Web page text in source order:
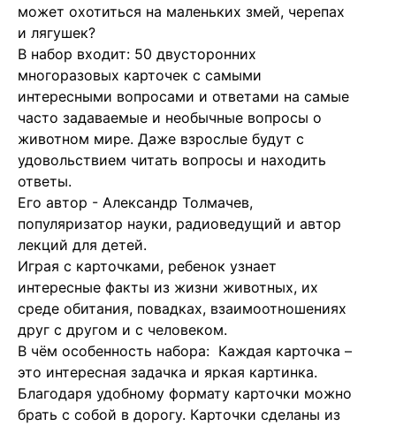
может охотиться на маленьких змей, черепах
и лягушек?
В набор входит: 50 двусторонних
многоразовых карточек с самыми
интересными вопросами и ответами на самые
часто задаваемые и необычные вопросы о
животном мире. Даже взрослые будут с
удовольствием читать вопросы и находить
ответы.
Его автор - Александр Толмачев,
популяризатор науки, радиоведущий и автор
лекций для детей.
Играя с карточками, ребенок узнает
интересные факты из жизни животных, их
среде обитания, повадках, взаимоотношениях
друг с другом и с человеком.
В чём особенность набора: Каждая карточка –
это интересная задачка и яркая картинка.
Благодаря удобному формату карточки можно
брать с собой в дорогу. Карточки сделаны из